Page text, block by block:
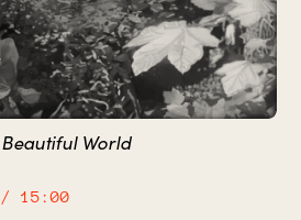
Beautiful World
15:00